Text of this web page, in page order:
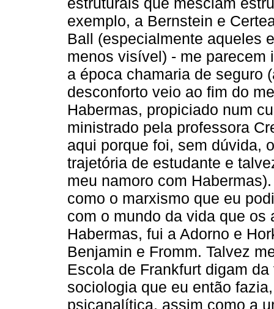
exemplo, a Bernstein e
Ball (especialmente aqueles
menos visível) - me parecem
a época chamaria de seguro
desconforto veio ao fim do
Habermas, propiciado num
ministrado pela professora
aqui porque foi, sem dúvida,
trajetória de estudante e
meu namoro com
como o marxismo que eu
com o mundo da vida que os
Habermas, fui a Adorno e
Benjamin e Fromm. Talvez
Escola de Frankfurt digam
sociologia que eu então
psicanalítica, assim como a